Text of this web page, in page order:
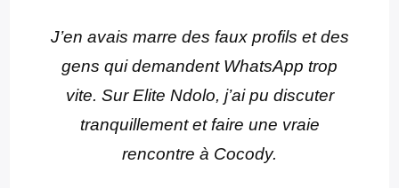
J’en avais marre des faux profils et des
gens qui demandent WhatsApp trop
vite. Sur Elite Ndolo, j’ai pu discuter
tranquillement et faire une vraie
rencontre à Cocody.